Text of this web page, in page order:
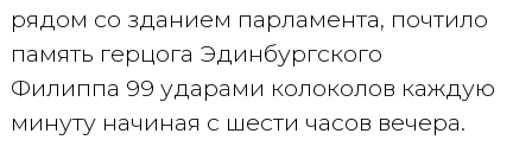
рядом со зданием парламента, почтило
память герцога Эдинбургского
Филиппа 99 ударами колоколов каждую
минуту начиная с шести часов вечера.